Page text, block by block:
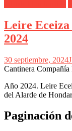
Leire
2024
30 septiembre, 2024
Cantinera Compañía
Año 2024. Leire
del Alarde de
Paginación